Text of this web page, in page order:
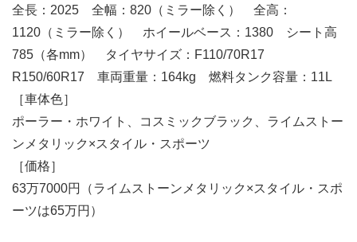
全長：2025 全幅：820（ミラー除く） 全高：
1120（ミラー除く） ホイールベース：1380 シート高
785（各mm） タイヤサイズ：F110/70R17
R150/60R17 車両重量：164kg 燃料タンク容量：11L
［車体色］
ポーラー・ホワイト、コスミックブラック、ライムストー
ンメタリック×スタイル・スポーツ
［価格］
63万7000円（ライムストーンメタリック×スタイル・スポ
ーツは65万円）